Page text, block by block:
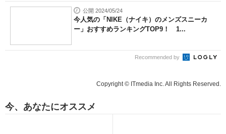
公開 2024/05/24
今人気の「NIKE（ナイキ）のメンズスニーカ
ー」おすすめランキングTOP9！ 1...
Recommended by
Copyright © ITmedia Inc. All Rights Reserved.
今、あなたにオススメ